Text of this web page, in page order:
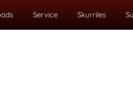
Service Skurriles